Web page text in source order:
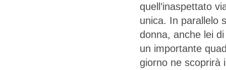
quell’inaspettato
unica. In parallelo
donna, anche lei
un importante
giorno ne scoprirà